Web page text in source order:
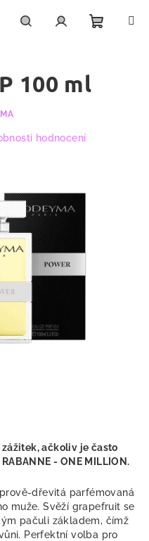
ačkoliv je často
- ONE MILLION.
dřevitá parfémovaná
muže. Svěží grapefruit se
pačuli základem, čímž
Perfektní volba pro
100 ml
hodnocení